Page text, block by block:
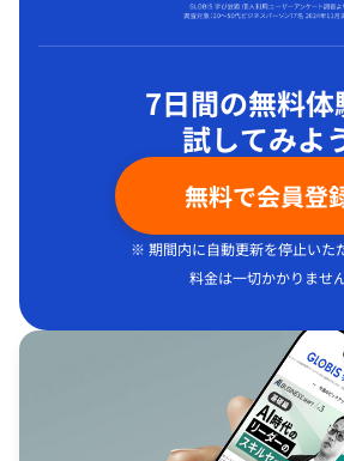
7日間の無料体
試してみよ
無料で会員登
※ 期間内に自動更新を停止いた
料金は一切かかりませ